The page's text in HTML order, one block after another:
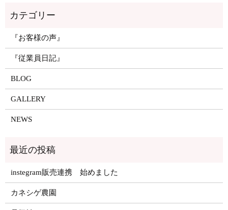
『お客様の声』
『従業員日記』
BLOG
GALLERY
NEWS
instegram販売連携 始めました
カネシゲ農園